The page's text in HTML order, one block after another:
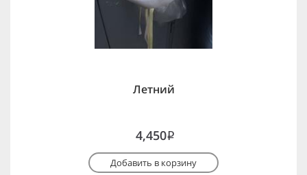
Летний
4,450i
Добавить в корзину